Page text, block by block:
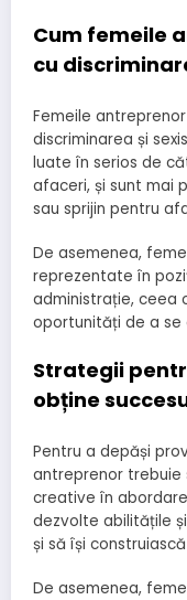
Cum femeile
cu
Femeile
discriminarea și
luate în serios de
afaceri, și sunt mai
sau sprijin pentru
De asemenea,
reprezentate în
administrație, ceea
oportunități de a se
Strategii
obține
Pentru a depăși
antreprenor trebuie
creative în
dezvolte abilitățile
și să își
De asemenea,